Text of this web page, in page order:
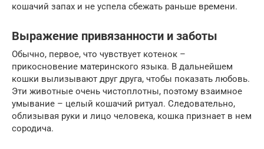
кошачий запах и не успела сбежать раньше времени.
Выражение привязанности и заботы
Обычно, первое, что чувствует котeнок –
прикосновение материнского языка. В дальнейшем
кошки вылизывают друг друга, чтобы показать любовь.
Эти животные очень чистоплотны, поэтому взаимное
умывание – целый кошачий ритуал. Следовательно,
облизывая руки и лицо человека, кошка признаeт в нeм
сородича.